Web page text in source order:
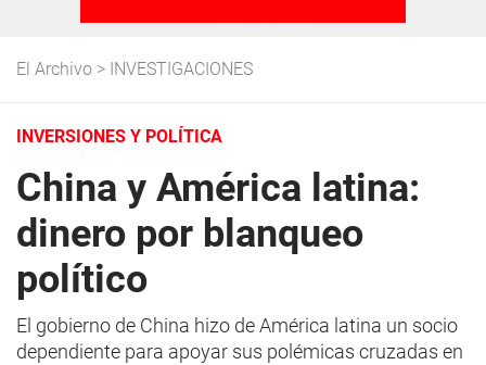
El Archivo > INVESTIGACIONES
INVERSIONES Y POLÍTICA
China y América latina:
dinero por blanqueo
político
El gobierno de China hizo de América latina un socio
dependiente para apoyar sus polémicas cruzadas en